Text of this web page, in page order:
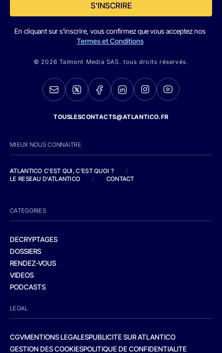
S'INSCRIRE
En cliquant sur s'inscrire, vous confirmez que vous acceptez nos
Termes et Conditions
© 2026 Talmont Media SAS. tous droits réservés.
TOUSLESCONTACTS@ATLANTICO.FR
MIEUX NOUS CONNAITRE
ATLANTICO C'EST QUI, C'EST QUOI ?
/
LE RESEAU D'ATLANTICO
/ CONTACT
CATEGORIES
DECRYPTAGES
DOSSIERS
RENDEZ-VOUS
VIDEOS
PODCASTS
LEGAL
CGVMENTIONS LEGALESPUBLICITE SUR ATLANTICO
GESTION DES COOKIESPOLITIQUE DE CONFIDENTIALITE